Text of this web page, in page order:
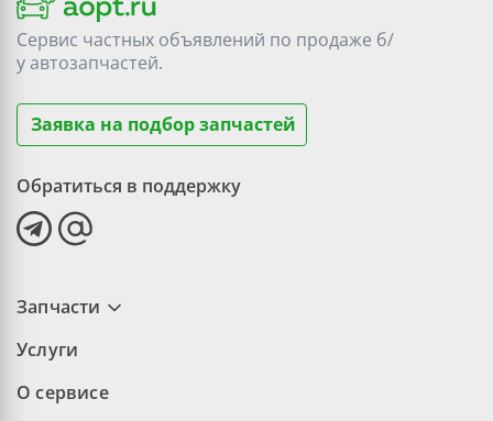
Сервис частных объявлений по продаже б/
уавтозапчастей.
Заявка на подбор запчастей
Обратиться в поддержку
Запчасти
Услуги
О сервисе